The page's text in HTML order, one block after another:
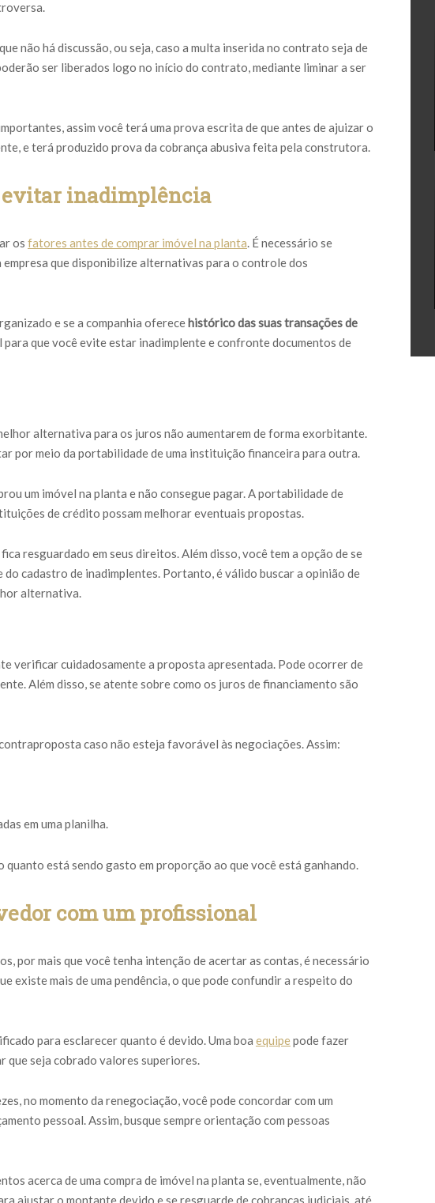
não há discussão, ou seja, caso a multa inserida no contrato seja de
ser liberados logo no início do contrato, mediante liminar a ser
assim você terá uma prova escrita de que antes de ajuizar o
e terá produzido prova da cobrança abusiva feita pela construtora.
inadimplência
os fatores antes de comprar imóvel na planta. É necessário se
que disponibilize alternativas para o controle dos
e se a companhia oferecehistórico das suas transações de
para que você evite estar inadimplente e confronte documentos de
alternativa para os juros não aumentarem de forma exorbitante.
por meio da portabilidade de uma instituição financeira para outra.
um imóvel na planta e não consegue pagar. A portabilidade de
de crédito possam melhorar eventuais propostas.
resguardado em seus direitos. Além disso, você tem a opção de se
cadastro de inadimplentes. Portanto, é válido buscar a opinião de
alternativa.
verificar cuidadosamente a proposta apresentada. Pode ocorrer de
Além disso, se atente sobre como os juros de financiamento são
caso não esteja favorável às negociações. Assim:
em uma planilha.
quanto está sendo gasto em proporção ao que você está ganhando.
com um profissional
por mais que você tenha intenção de acertar as contas, é necessário
existe mais de uma pendência, o que pode confundir a respeito do
para esclarecer quanto é devido. Uma boa equipepode fazer
que seja cobrado valores superiores.
no momento da renegociação, você pode concordar com um
pessoal. Assim, busque sempre orientação com pessoas
acerca de uma compra de imóvel na planta se, eventualmente, não
ajustar o montante devido e se resguarde de cobranças judiciais, até